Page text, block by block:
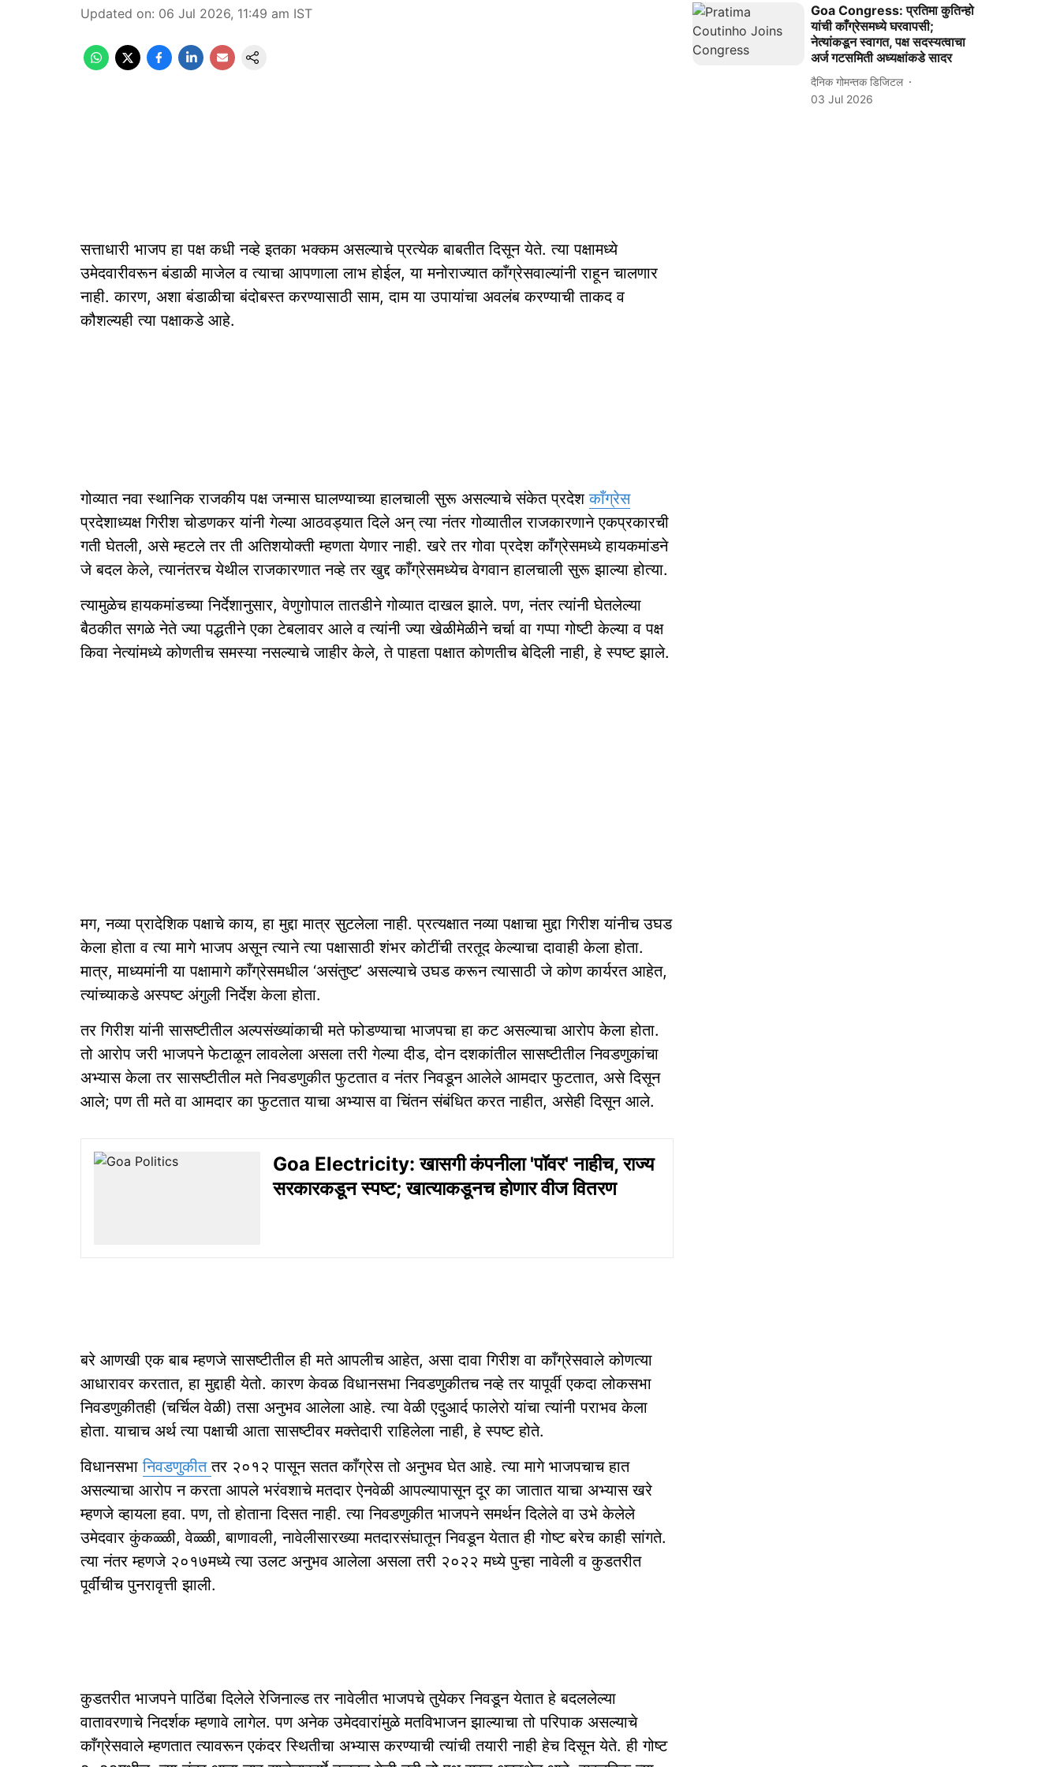
Updated on: 06 Jul 2026, 11:49 am IST
सत्ताधारी भाजप हा पक्ष कधी नव्हे इतका भक्कम असल्याचे प्रत्येक बाबतीत दिसून येते. त्या पक्षामध्ये
उमेदवारीवरून बंडाळी माजेल व त्याचा आपणाला लाभ होईल, या मनोराज्यात काँग्रेसवाल्यांनी राहून चालणार
नाही. कारण, अशा बंडाळीचा बंदोबस्त करण्यासाठी साम, दाम या उपायांचा अवलंब करण्याची ताकद व
कौशल्यही त्या पक्षाकडे आहे.
गोव्यात नवा स्थानिक राजकीय पक्ष जन्मास घालण्याच्या हालचाली सुरू असल्याचे संकेत प्रदेशकाँग्रेस
प्रदेशाध्यक्ष गिरीश चोडणकर यांनी गेल्या आठवड्यात दिले अन् त्या नंतर गोव्यातील राजकारणाने एकप्रकारची
गती घेतली, असे म्हटले तर ती अतिशयोक्ती म्हणता येणार नाही. खरे तर गोवा प्रदेश काँग्रेसमध्ये हायकमांडने
जे बदल केले, त्यानंतरच येथील राजकारणात नव्हे तर खुद्द काँग्रेसमध्येच वेगवान हालचाली सुरू झाल्या होत्या.
त्यामुळेच हायकमांडच्या निर्देशानुसार, वेणुगोपाल तातडीने गोव्यात दाखल झाले. पण, नंतर त्यांनी घेतलेल्या
बैठकीत सगळे नेते ज्या पद्धतीने एका टेबलावर आले व त्यांनी ज्या खेळीमेळीने चर्चा वा गप्पा गोष्टी केल्या व पक्ष
किवा नेत्यांमध्ये कोणतीच समस्या नसल्याचे जाहीर केले, ते पाहता पक्षात कोणतीच बेदिली नाही, हे स्पष्ट झाले.
मग, नव्या प्रादेशिक पक्षाचे काय, हा मुद्दा मात्र सुटलेला नाही. प्रत्यक्षात नव्या पक्षाचा मुद्दा गिरीश यांनीच उघड
केला होता व त्या मागे भाजप असून त्याने त्या पक्षासाठी शंभर कोटींची तरतूद केल्याचा दावाही केला होता.
मात्र, माध्यमांनी या पक्षामागे काँग्रेसमधील ‘असंतुष्ट’ असल्याचे उघड करून त्यासाठी जे कोण कार्यरत आहेत,
त्यांच्याकडे अस्पष्ट अंगुली निर्देश केला होता.
तर गिरीश यांनी सासष्टीतील अल्पसंख्यांकाची मते फोडण्याचा भाजपचा हा कट असल्याचा आरोप केला होता.
तो आरोप जरी भाजपने फेटाळून लावलेला असला तरी गेल्या दीड, दोन दशकांतील सासष्टीतील निवडणुकांचा
अभ्यास केला तर सासष्टीतील मते निवडणुकीत फुटतात व नंतर निवडून आलेले आमदार फुटतात, असे दिसून
आले; पण ती मते वा आमदार का फुटतात याचा अभ्यास वा चिंतन संबंधित करत नाहीत, असेही दिसून आले.
Goa Electricity: खासगी कंपनीला 'पॉवर' नाहीच, राज्य
सरकारकडून स्पष्ट; खात्याकडूनच होणार वीज वितरण
बरे आणखी एक बाब म्हणजे सासष्टीतील ही मते आपलीच आहेत, असा दावा गिरीश वा काँग्रेसवाले कोणत्या
आधारावर करतात, हा मुद्दाही येतो. कारण केवळ विधानसभा निवडणुकीतच नव्हे तर यापूर्वी एकदा लोकसभा
निवडणुकीतही (चर्चिल वेळी) तसा अनुभव आलेला आहे. त्या वेळी एदुआर्द फालेरो यांचा त्यांनी पराभव केला
होता. याचाच अर्थ त्या पक्षाची आता सासष्टीवर मक्‍तेदारी राहिलेला नाही, हे स्पष्ट होते.
विधानसभानिवडणुकीततर २०१२ पासून सतत काँग्रेस तो अनुभव घेत आहे. त्या मागे भाजपचाच हात
असल्याचा आरोप न करता आपले भरंवशाचे मतदार ऐनवेळी आपल्यापासून दूर का जातात याचा अभ्यास खरे
म्हणजे व्हायला हवा. पण, तो होताना दिसत नाही. त्या निवडणुकीत भाजपने समर्थन दिलेले वा उभे केलेले
उमेदवार कुंकळ्ळी, वेळ्ळी, बाणावली, नावेलीसारख्या मतदारसंघातून निवडून येतात ही गोष्ट बरेच काही सांगते.
त्या नंतर म्हणजे २०१७मध्ये त्या उलट अनुभव आलेला असला तरी २०२२ मध्ये पुन्हा नावेली व कुडतरीत
पूर्वींचीच पुनरावृत्ती झाली.
कुडतरीत भाजपने पाठिंबा दिलेले रेजिनाल्ड तर नावेलीत भाजपचे तुयेकर निवडून येतात हे बदललेल्या
वातावरणाचे निदर्शक म्हणावे लागेल. पण अनेक उमेदवारांमुळे मतविभाजन झाल्याचा तो परिपाक असल्याचे
काँग्रेसवाले म्हणतात त्यावरून एकंदर स्थितीचा अभ्यास करण्याची त्यांची तयारी नाही हेच दिसून येते. ही गोष्ट
Goa Congress: प्रतिमा कुतिन्हो
यांची काँग्रेसमध्ये घरवापसी;
नेत्यांकडून स्वागत, पक्ष सदस्यत्वाचा
अर्ज गटसमिती अध्यक्षांकडे सादर
दैनिक गोमन्तक डिजिटल
03 Jul 2026